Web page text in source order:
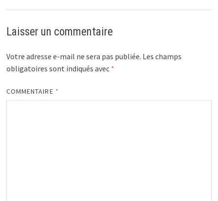
Laisser un commentaire
Votre adresse e-mail ne sera pas publiée. Les champs
obligatoires sont indiqués avec *
COMMENTAIRE *